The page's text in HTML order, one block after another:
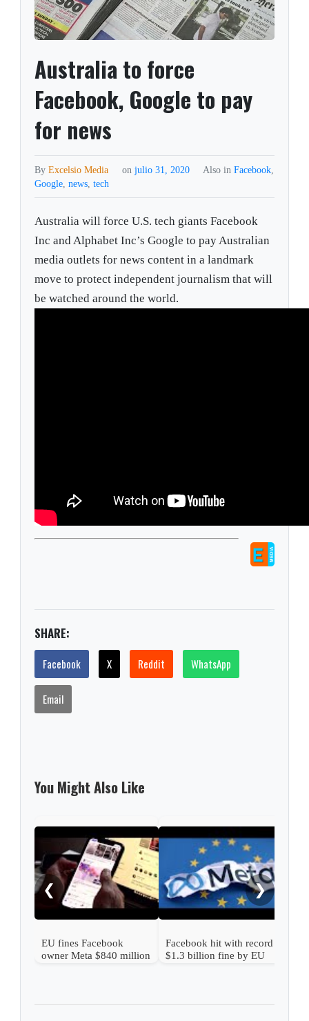
Australia to force
Facebook, Google to pay
for news
ByExcelsio Media on julio 31, 2020 Also in Facebook,
Google,news,tech
Australia will force U.S. tech giants Facebook
Inc and Alphabet Inc’s Google to pay Australian
media outlets for news content in a landmark
move to protect independent journalism that will
be watched around the world.
SHARE:
Facebook X Reddit WhatsApp
Email
You Might Also Like
❮
EU fines Facebook
owner Meta $840 million
Facebook hit with record
$1.3 billion fine by EU
❯